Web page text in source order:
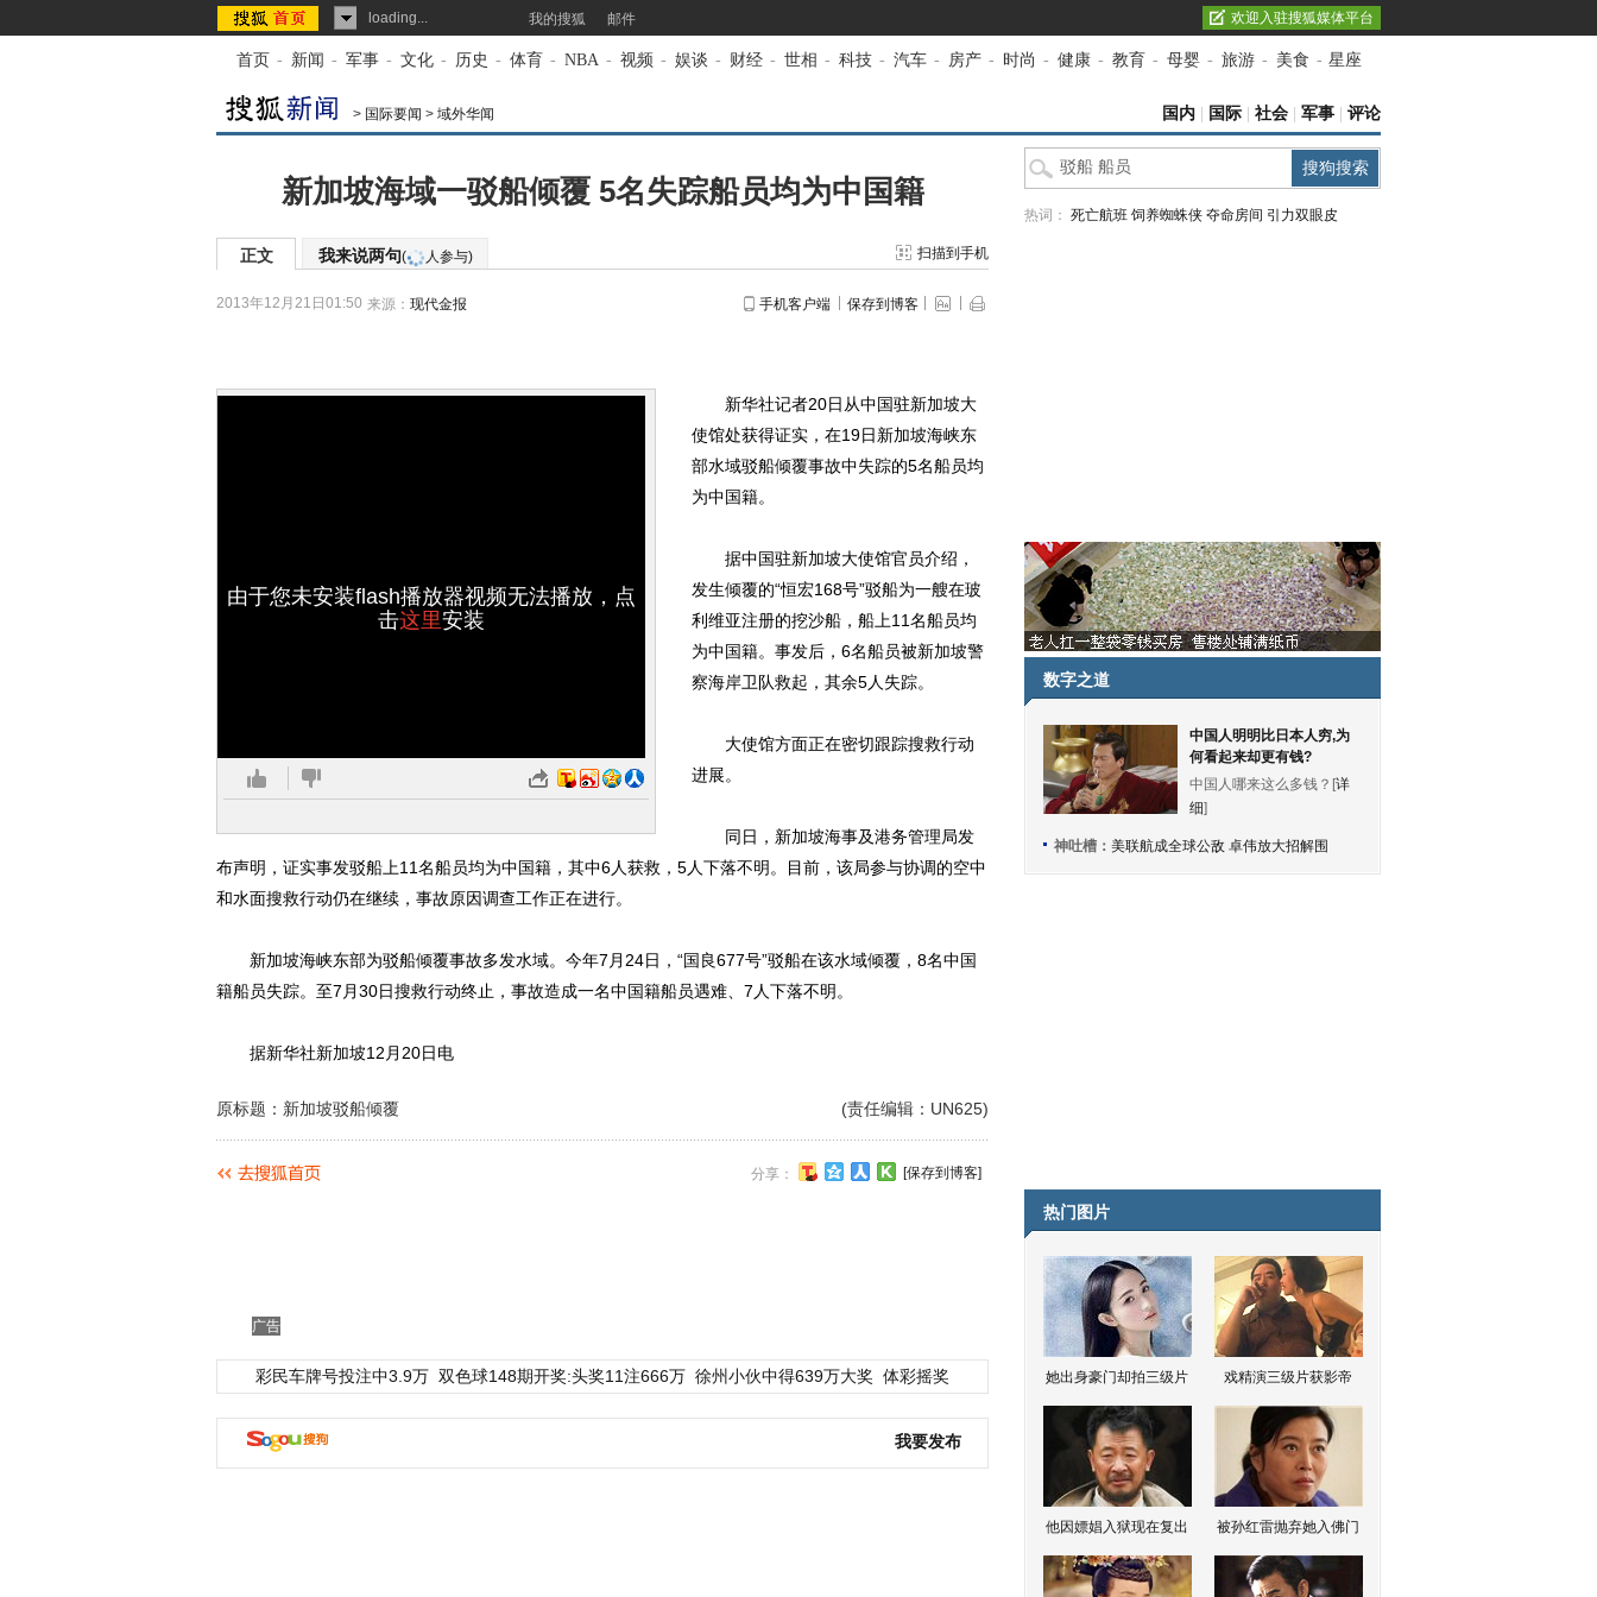
loading... 我的搜狐 邮件 欢迎入驻搜狐媒体平台
首页 - 新闻 - 军事 - 文化 - 历史 - 体育 - NBA - 视频 - 娱谈 - 财经 - 世相 - 科技 - 汽车 - 房产 - 时尚 - 健康 - 教育 - 母婴 - 旅游 - 美食 - 星座
> 国际要闻 > 域外华闻 国内 国际 社会 军事 评论
新加坡海域一驳船倾覆 5名失踪船员均为中国籍
正文 我来说两句( 人参与) 扫描到手机
2013年12月21日01:50 来源： 现代金报 手机客户端 保存到博客
由于您未安装flash播放器视频无法播放，点
击这里安装
新华社记者20日从中国驻新加坡大
使馆处获得证实，在19日新加坡海峡东
部水域驳船倾覆事故中失踪的5名船员均
为中国籍。
据中国驻新加坡大使馆官员介绍，
发生倾覆的“恒宏168号”驳船为一艘在玻
利维亚注册的挖沙船，船上11名船员均
为中国籍。事发后，6名船员被新加坡警
察海岸卫队救起，其余5人失踪。
大使馆方面正在密切跟踪搜救行动
进展。
同日，新加坡海事及港务管理局发
布声明，证实事发驳船上11名船员均为中国籍，其中6人获救，5人下落不明。目前，该局参与协调的空中
和水面搜救行动仍在继续，事故原因调查工作正在进行。
新加坡海峡东部为驳船倾覆事故多发水域。今年7月24日，“国良677号”驳船在该水域倾覆，8名中国
籍船员失踪。至7月30日搜救行动终止，事故造成一名中国籍船员遇难、7人下落不明。
据新华社新加坡12月20日电
(责任编辑：UN625)
原标题：新加坡驳船倾覆
分享： [保存到博客]
广告
彩民车牌号投注中3.9万 双色球148期开奖:头奖11注666万 徐州小伙中得639万大奖 体彩摇奖
我要发布
热词： 死亡航班 饲养蜘蛛侠 夺命房间 引力双眼皮
数字之道
中国人明明比日本人穷,为
何看起来却更有钱?
中国人哪来这么多钱？[详
细]
神吐槽： 美联航成全球公敌 卓伟放大招解围
热门图片
她出身豪门却拍三级片 戏精演三级片获影帝
他因嫖娼入狱现在复出 被孙红雷抛弃她入佛门